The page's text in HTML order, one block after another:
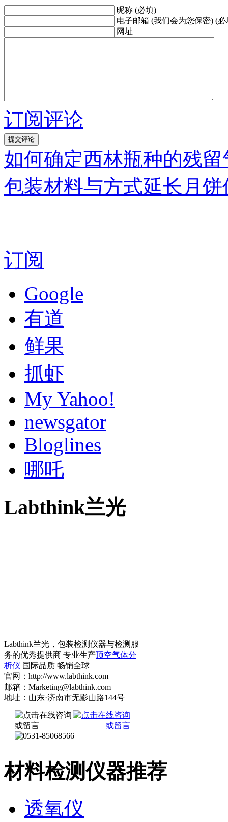
昵称 (必填)
电子邮箱 (我们会为您保密) (必
网址
订阅评论
如何确定西林瓶种的残
包装材料与方式延长月饼
订阅
Google
有道
鲜果
抓虾
My Yahoo!
newsgator
Bloglines
哪吒
Labthink兰光
Labthink兰光，包装检测仪器与检测服
务的优秀提供商 专业生产顶空气体分
析仪 国际品质 畅销全球
官网：http://www.labthink.com
邮箱：Marketing@labthink.com
地址：山东·济南市无影山路144号
材料检测仪器推荐
透氧仪